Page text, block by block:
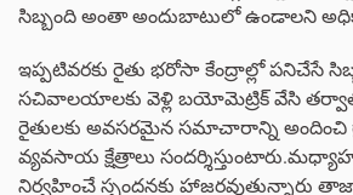
సిబ్బంది అంతా అందుబాటులో ఉండాలని
ఇప్పటివరకు రైతు భరోసా కేంద్రాల్లో పనిచేసే
సచివాలయాలకు వెళ్లి బయోమెట్రిక్ వేసి తర్వాత
రైతులకు అవసరమైన సమాచారాన్ని అందించి
వ్యవసాయ క్షేత్రాలు
నిర్వహించే స్పందనకు హాజరవుతున్నారు